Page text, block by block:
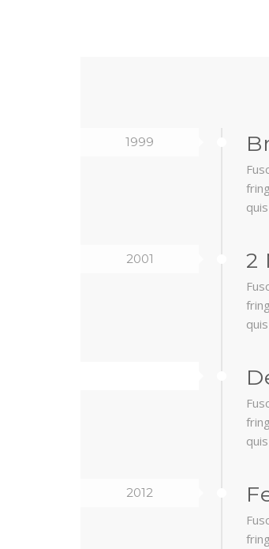
1999
2001 2
2012